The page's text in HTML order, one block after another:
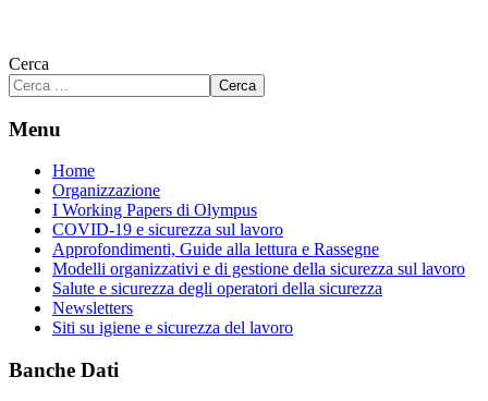
Cerca
Cerca
Menu
Home
Organizzazione
I Working Papers di Olympus
COVID-19 e sicurezza sul lavoro
Approfondimenti, Guide alla lettura e Rassegne
Modelli organizzativi e di gestione della sicurezza sul lavoro
Salute e sicurezza degli operatori della sicurezza
Newsletters
Siti su igiene e sicurezza del lavoro
Banche Dati